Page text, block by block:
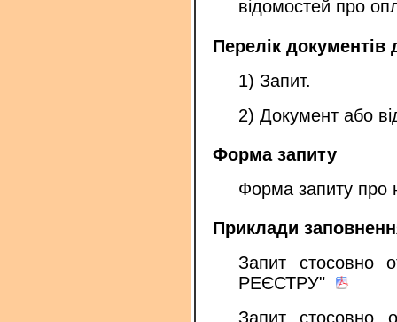
відомостей про
Перелік
1) Запит.
2) Документ або
Форма запиту
Форма запиту
Приклади
Запит
РЕЄСТРУ"
Запит